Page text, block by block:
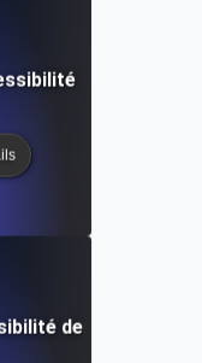
des Logiciels